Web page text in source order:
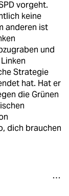
vorgeht.
keine
anderen ist
und
Strategie
hat. Hat er
die Grünen
dich brauchen